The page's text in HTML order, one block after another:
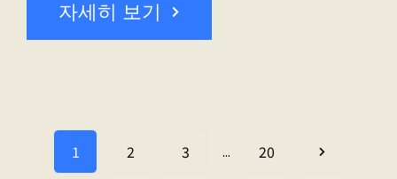
자세히 보기
1 2 3 ... 20